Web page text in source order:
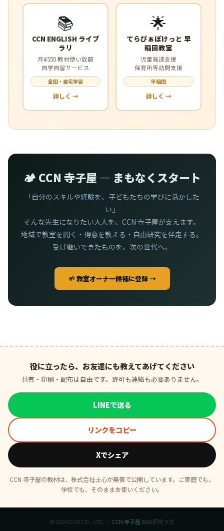
📚
CCN ENGLISH ライブ
ラリ
月¥550 教材使い放題
自学自習サービス
全国・自宅学習
詳しく →
🌟
てらぴぁぽけっと 早
稲田教室
児童発達支援
保育所等訪問支援
早稲田
詳しく →
🏕️ CCN 寺子屋 — まもなくスタート
「自分のスキルや経験を、子どもたちの学びに活かした
い」
そんな先生になりたい大人を、CCN 寺子屋が支えます。
地域で教室を開く・得意を教える・自由研究を伴走する。
受け継いできたものを、次の世代へ。
🌱 教室オーナー候補に登録 →
役に立ったら、お友達にも教えてあげてください
共有・印刷・配布は自由です。許可も連絡も必要ありません。
LINEで送る
リンクをコピー
Xでシェア
CCN 寺子屋の教材は、株式会社士心が無償で公開しています。ご家庭でも、
学校でも、そのままお使いください。
© 2026 CCN CO., LTD. — CCN 寺子屋 自由研究ラボ